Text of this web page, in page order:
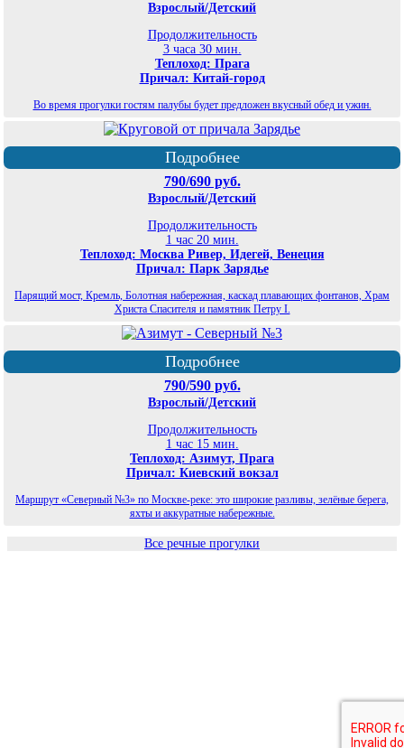
Взрослый/Детский
Продолжительность
3 часа 30 мин.
Теплоход: Прага
Причал: Китай-город
Во время прогулки гостям палубы будет предложен вкусный обед и ужин.
Подробнее
790/690 руб.
Взрослый/Детский
Продолжительность
1 час 20 мин.
Теплоход: Москва Ривер, Идегей, Венеция
Причал: Парк Зарядье
Парящий мост, Кремль, Болотная набережная, каскад плавающих фонтанов, Храм
Христа Спасителя и памятник Петру I.
Подробнее
790/590 руб.
Взрослый/Детский
Продолжительность
1 час 15 мин.
Теплоход: Азимут, Прага
Причал: Киевский вокзал
Маршрут «Северный №3» по Москве-реке: это широкие разливы, зелёные берега,
яхты и аккуратные набережные.
Все речные прогулки